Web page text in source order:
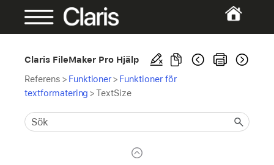
Claris FileMaker Pro Hjälp
Referens > Funktioner> Funktioner för
textformatering > TextSize